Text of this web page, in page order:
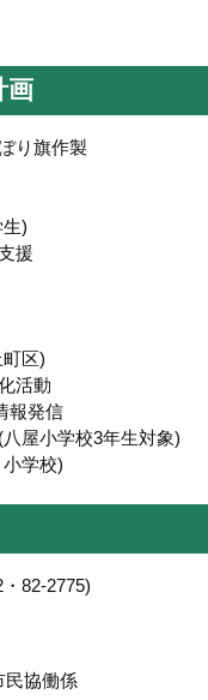
画
り旗作製
)
援
区)
活動
報発信
屋小学校3年生対象)
学校)
82-2775)
民協働係